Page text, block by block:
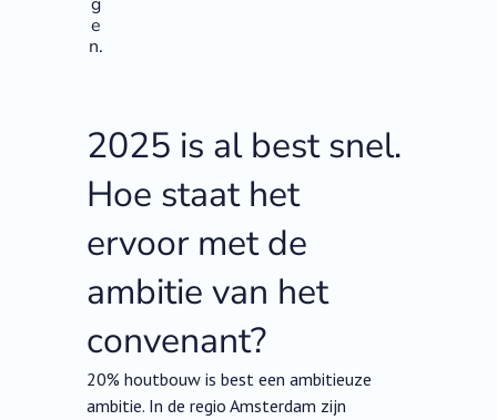
e
n.
2025 is al best snel.
Hoe staat het
ervoor met de
ambitie van het
convenant?
20% houtbouw is best een ambitieuze
ambitie. In de regio Amsterdam zijn